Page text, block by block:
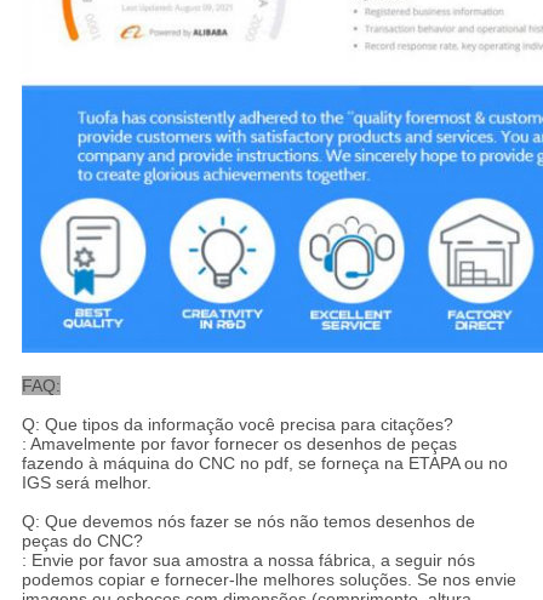
FAQ:
Q: Que tipos da informação você precisa para citações?
: Amavelmente por favor fornecer os desenhos de peças
fazendo à máquina do CNC no pdf, se forneça na ETAPA ou no
IGS será melhor.
Q: Que devemos nós fazer se nós não temos desenhos de
peças do CNC?
: Envie por favor sua amostra a nossa fábrica, a seguir nós
podemos copiar e fornecer-lhe melhores soluções. Se nos envie